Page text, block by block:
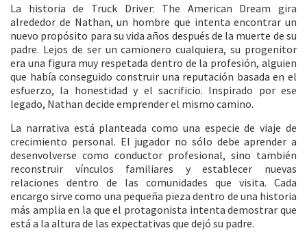
La historia de Truck Driver: The American Dream gira
alrededor de Nathan, un hombre que intenta encontrar un
nuevo propósito para su vida años después de la muerte de su
padre. Lejos de ser un camionero cualquiera, su progenitor
era una figura muy respetada dentro de la profesión, alguien
que había conseguido construir una reputación basada en el
esfuerzo, la honestidad y el sacrificio. Inspirado por ese
legado, Nathan decide emprender el mismo camino.
La narrativa está planteada como una especie de viaje de
crecimiento personal. El jugador no sólo debe aprender a
desenvolverse como conductor profesional, sino también
reconstruir vínculos familiares y establecer nuevas
relaciones dentro de las comunidades que visita. Cada
encargo sirve como una pequeña pieza dentro de una historia
más amplia en la que el protagonista intenta demostrar que
está a la altura de las expectativas que dejó su padre.